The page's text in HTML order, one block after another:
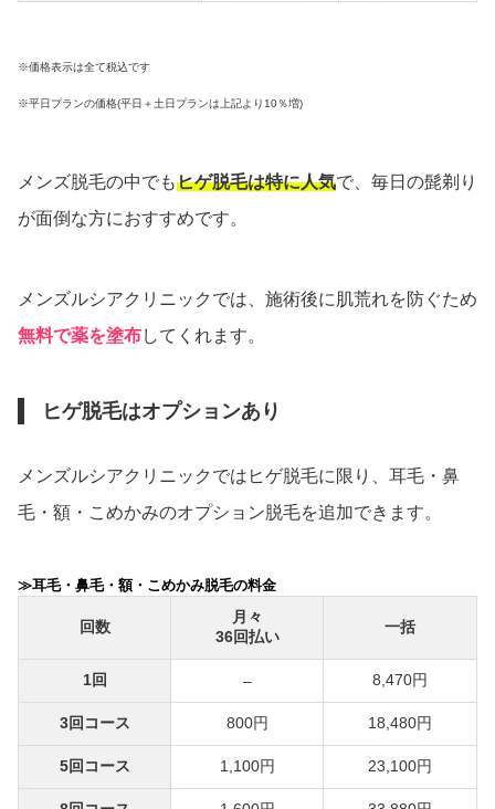
※価格表示は全て税込です
※平日プランの価格(平日＋土日プランは上記より10％増)
メンズ脱毛の中でもヒゲ脱毛は特に人気で、毎日の髭剃り
が面倒な方におすすめです。
メンズルシアクリニックでは、施術後に肌荒れを防ぐため
無料で薬を塗布してくれます。
ヒゲ脱毛はオプションあり
メンズルシアクリニックではヒゲ脱毛に限り、耳毛・鼻
毛・額・こめかみのオプション脱毛を追加できます。
≫耳毛・鼻毛・額・こめかみ脱毛の料金
回数
月々
36回払い
一括
1回 – 8,470円
3回コース 800円 18,480円
5回コース 1,100円 23,100円